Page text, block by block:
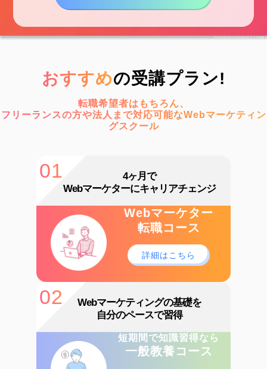
※2020年5月〜2024年5月までの実績
おすすめの受講プラン!
転職希望者はもちろん、
フリーランスの方や法人まで対応可能なWebマーケティン
グスクール
01
4ヶ月で
Webマーケターにキャリアチェンジ
Webマーケター
転職コース
詳細はこちら
02
Webマーケティングの基礎を
自分のペースで習得
短期間で知識習得なら
一般教養コース